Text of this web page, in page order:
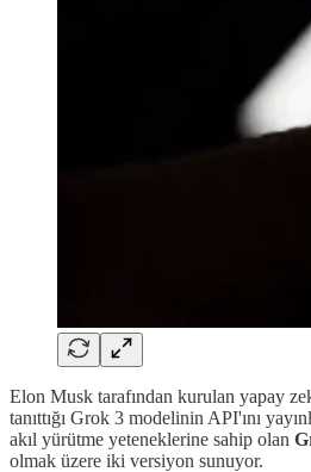
Elon Musk tarafından kurulan yapay
tanıttığı Grok 3 modelinin API'ını
akıl yürütme yeteneklerine sahip olan
olmak üzere iki versiyon sunuyor.